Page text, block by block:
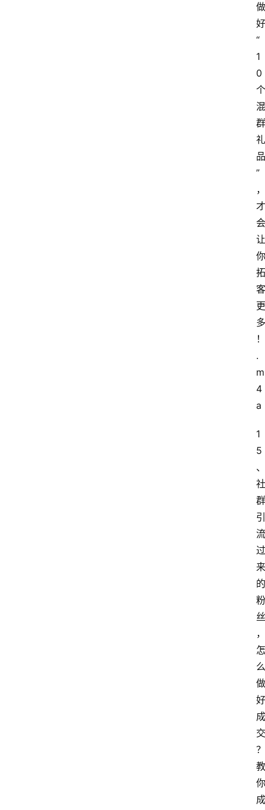
做
好
“
1
0
个
混
群
礼
品
”
，
才
会
让
你
拓
客
更
多
！
.
m
4
a
1
5
、
社
群
引
流
过
来
的
粉
丝
，
怎
么
做
好
成
交
？
教
你
成